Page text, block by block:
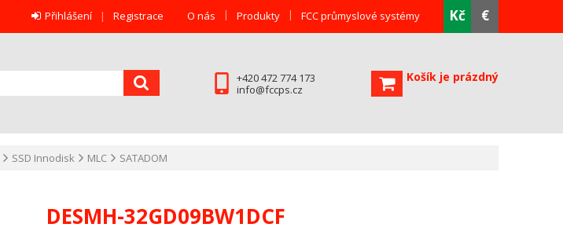
Kč €
O nás Produkty FCC průmyslové systémy
Přihlášení Registrace
Košík je prázdný
+420 472 774 173
info@fccps.cz
SSD Innodisk MLC SATADOM
DESMH-32GD09BW1DCF